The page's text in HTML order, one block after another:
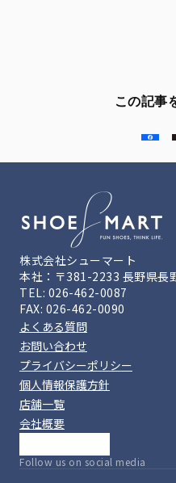
この記事
株式会社シューマート
本社：〒381-2233 長野県長
TEL: 026-462-0087
FAX: 026-462-0090
よくある質問
お問い合わせ
プライバシーポリシー
個人情報保護方針
店舗一覧
会社概要
Follow us on social media